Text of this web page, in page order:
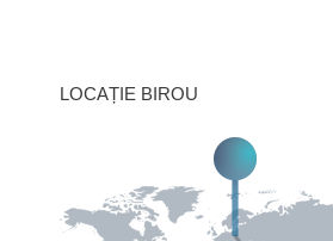
LOCAȚIE BIROU